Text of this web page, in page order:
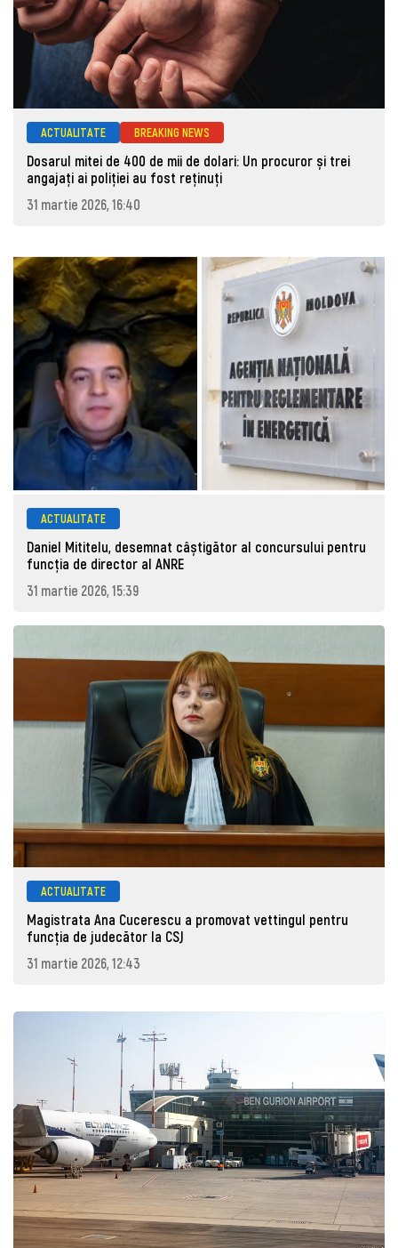
ACTUALITATE BREAKING NEWS
Dosarul mitei de 400 de mii de dolari: Un procuror și trei
angajați ai poliției au fost reținuți
31 martie 2026, 16:40
ACTUALITATE
Daniel Mititelu, desemnat câștigător al concursului pentru
funcția de director al ANRE
31 martie 2026, 15:39
ACTUALITATE
Magistrata Ana Cucerescu a promovat vettingul pentru
funcția de judecător la CSJ
31 martie 2026, 12:43